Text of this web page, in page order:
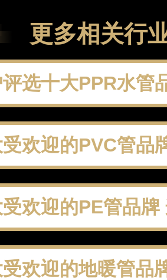
更多相关行
选十大PPR水管品牌：聚焦
欢迎的PVC管品牌 这
欢迎的PE管品牌 这些
欢迎的地暖管品牌 这些